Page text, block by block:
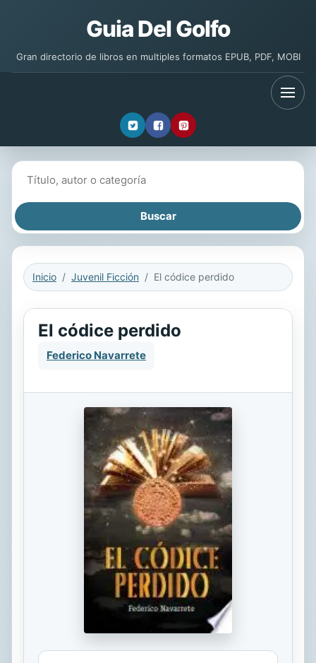
Guia Del Golfo
Gran directorio de libros en multiples formatos EPUB, PDF, MOBI
Inicio Juvenil Ficción El códice perdido
El códice perdido
Federico Navarrete